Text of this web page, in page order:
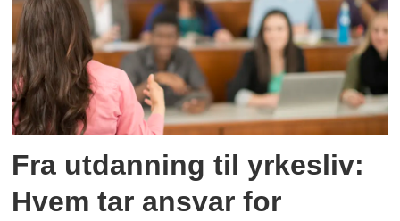
Fra utdanning til yrkesliv:
Hvem tar ansvar for